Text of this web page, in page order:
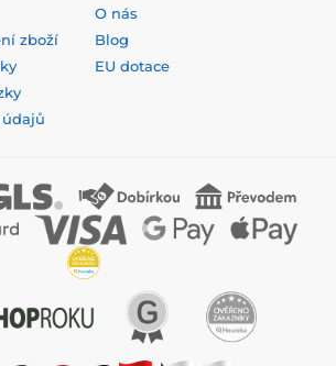
zboží
údajů
O nás
Blog
EU dotace